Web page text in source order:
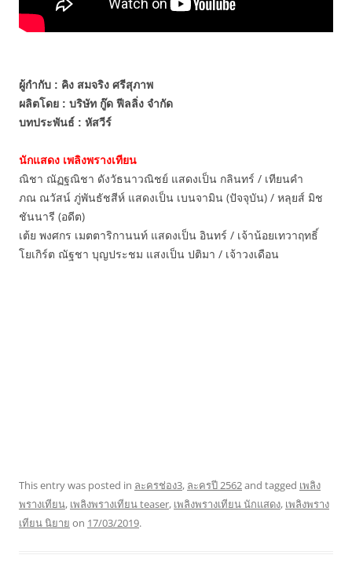
ผู้กำกับ : คิง สมจริง ศรีสุภาพ
ผลิตโดย : บริษัท กู๊ด ฟีลลิ่ง จำกัด
บทประพันธ์ : หัสวีร์
นักแสดง เพลิงพรางเทียน
ณิชา ณัฏฐณิชา ดังวัธนาวณิชย์ แสดงเป็น กลินทร์ / เทียนคำ
ภณ ณวัสน์ ภู่พันธัชสีห์ แสดงเป็น เบนจามิน (ปัจจุบัน) / หลุยส์ มิช
ชันนารี (อดีต)
เต้ย พงศกร เมตตาริกานนท์ แสดงเป็น อินทร์ / เจ้าน้อยเทวาฤทธิ์
โยเกิร์ต ณัฐชา บุญประชม แสงเป็น ปติมา / เจ้าวงเดือน
This entry was posted in ละครช่อง3, ละครปี 2562and tagged เพลิง
พรางเทียน, เพลิงพรางเทียน teaser, เพลิงพรางเทียน นักแสดง, เพลิงพราง
เทียน นิยาย on 17/03/2019.